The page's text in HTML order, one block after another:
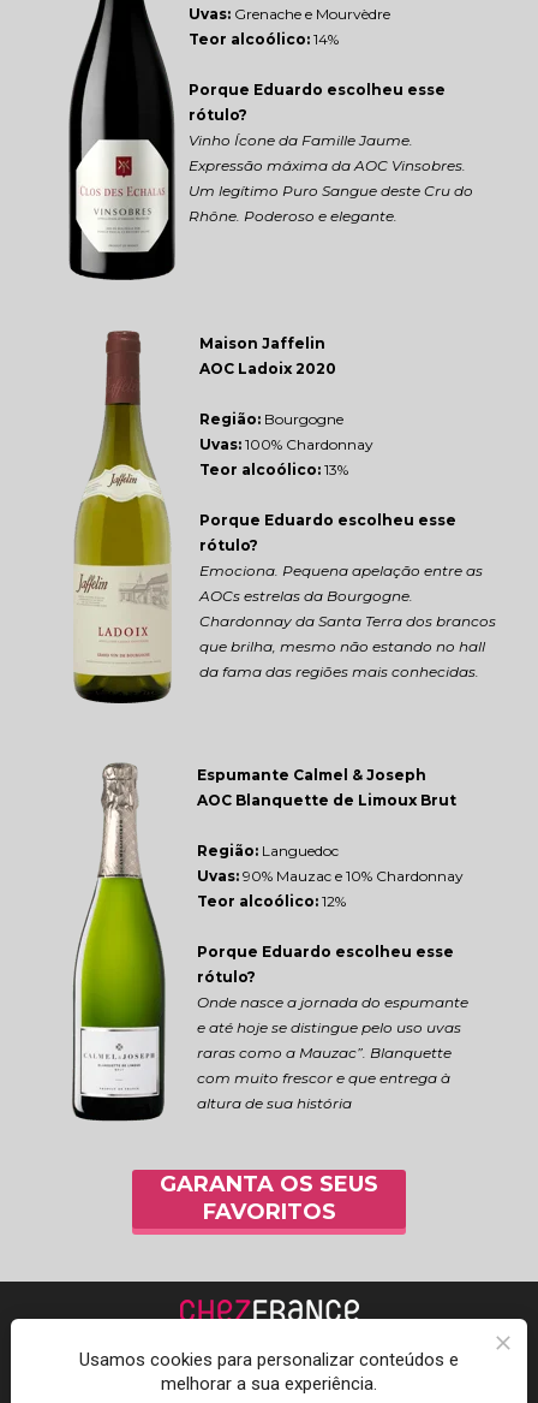
Uvas: Grenache e Mourvèdre
Teor alcoólico: 14%
Porque Eduardo escolheu esse
rótulo?
Vinho Ícone da Famille Jaume.
Expressão máxima da AOC Vinsobres.
Um legítimo Puro Sangue deste Cru do
Rhône. Poderoso e elegante.
Maison Jaffelin
AOC Ladoix 2020
Região: Bourgogne
Uvas: 100% Chardonnay
Teor alcoólico: 13%
Porque Eduardo escolheu esse
rótulo?
Emociona. Pequena apelação entre as
AOCs estrelas da Bourgogne.
Chardonnay da Santa Terra dos brancos
que brilha, mesmo não estando no hall
da fama das regiões mais conhecidas.
Espumante Calmel & Joseph
AOC Blanquette de Limoux Brut
Região: Languedoc
Uvas: 90% Mauzac e 10% Chardonnay
Teor alcoólico: 12%
Porque Eduardo escolheu esse
rótulo?
Onde nasce a jornada do espumante
e até hoje se distingue pelo uso uvas
raras como a Mauzac”. Blanquette
com muito frescor e que entrega à
altura de sua história
GARANTA OS SEUS
FAVORITOS
Usamos cookies para personalizar conteúdos e
melhorar a sua experiência.